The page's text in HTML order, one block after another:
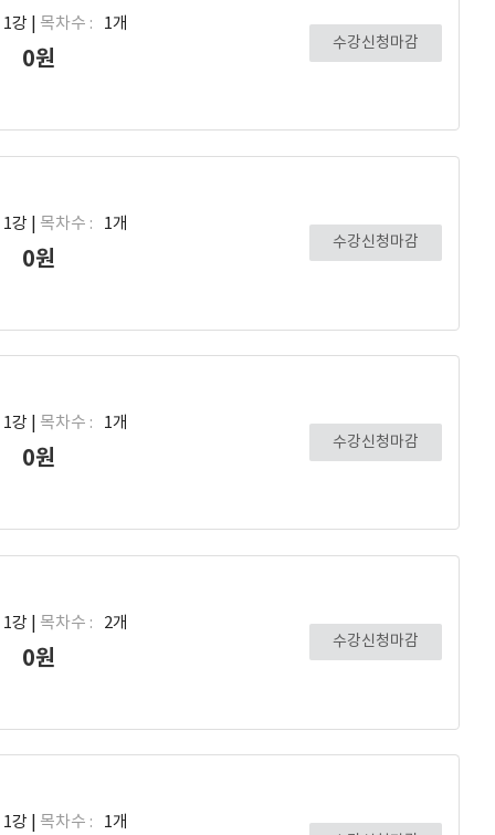
1강 | 목차수 :
1개
0원
수강신청마감
1강 | 목차수 :
1개
0원
수강신청마감
1강 | 목차수 :
1개
0원
수강신청마감
1강 | 목차수 :
2개
0원
수강신청마감
1강 | 목차수 :
1개